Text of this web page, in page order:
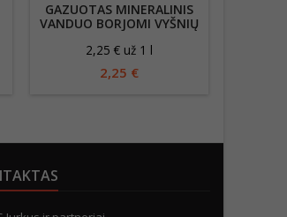
GAZUOTAS MINERALINIS
VANDUO BORJOMI VYŠNIŲ
2,25 € už 1 l
2,25 €